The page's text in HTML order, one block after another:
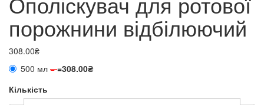
порожнини відбілюючий
308.00₴
500 мл ==308.00₴
Кількість